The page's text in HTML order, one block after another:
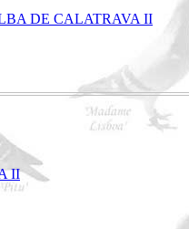
DE CALATRAVA II
II